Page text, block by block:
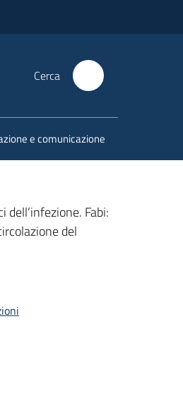
Cerca
e comunicazione
Fabi:
del